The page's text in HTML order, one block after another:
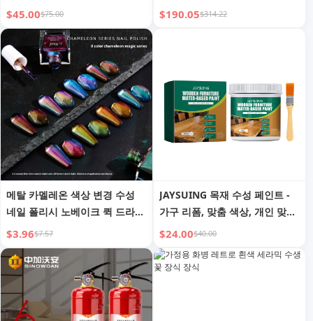
$45.00$75.00 $190.05$314.22
메탈 카멜레온 색상 변경 수성
네일 폴리시 노베이크 퀵 드라이
편광 색상 변경 크로스보더 전용
뷰티 네일 아트 액세서리 세트
$3.96$7.57
JAYSUING 목재 수성 페인트 -
가구 리폼, 맞춤 색상, 개인 맞춤
홈 데코
$24.00$40.00